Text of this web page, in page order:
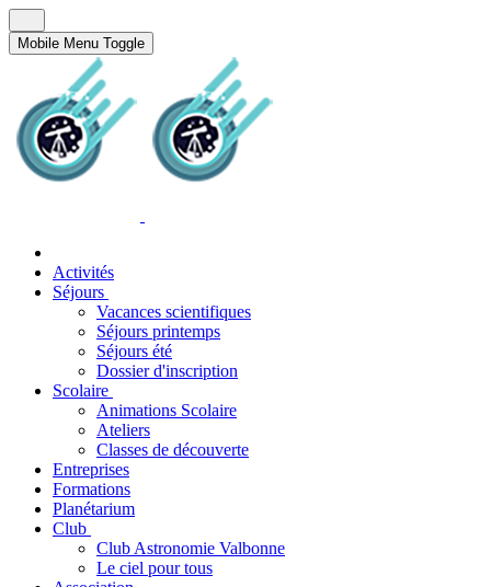
Mobile Menu Toggle
Activités
Séjours
Vacances scientifiques
Séjours printemps
Séjours été
Dossier d'inscription
Scolaire
Animations Scolaire
Ateliers
Classes de découverte
Entreprises
Formations
Planétarium
Club
Club Astronomie Valbonne
Le ciel pour tous